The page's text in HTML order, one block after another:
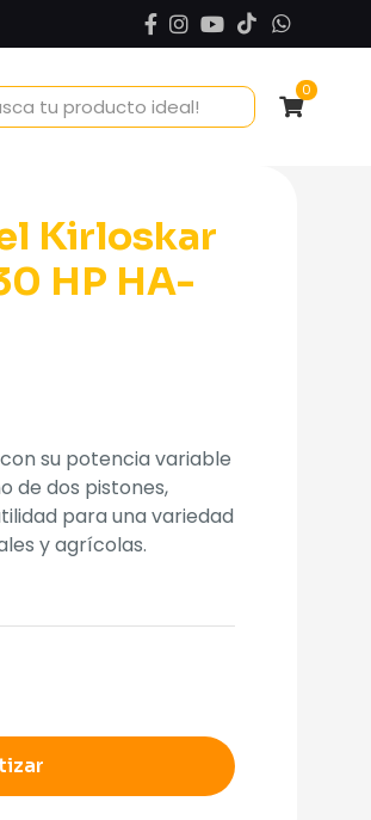
0
Kirloskar
HP HA-
su potencia variable
de dos pistones,
para una variedad
y agrícolas.